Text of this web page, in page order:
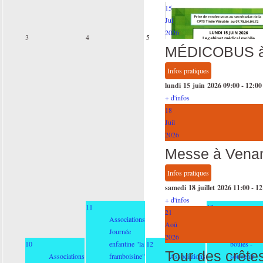
3 4 5 6
10
Associations
11
Associations
Journée
enfantine "la
framboisine"
12
Associations
13
boules -
souvenir
15
Jui
2026
MÉDICOBUS
Infos pratiques
lundi 15 juin 202609:00- 12:00
+ d'infos
18
Juil
2026
Messe à
Infos pratiques
samedi 18 juillet 2026 11:00-
+ d'infos
21
Aoû
2026
Tour des